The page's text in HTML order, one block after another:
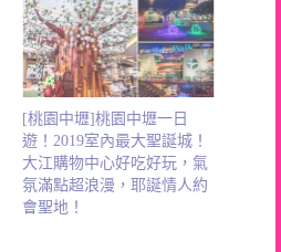
[桃園中壢]桃園中壢一日
遊！2019室內最大聖誕城！
大江購物中心好吃好玩，氣
氛滿點超浪漫，耶誕情人約
會聖地！